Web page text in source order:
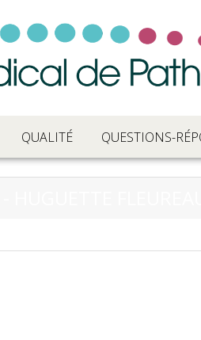
QUALITÉ QUESTIONS-